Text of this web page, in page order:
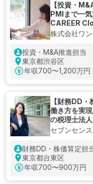
【投資・
PMIまで一
CAREER
株式会社ワ
投資・M&A推進担当
東京都渋谷区
年収700〜1,200万円
【財務DD
働き方を実
の税理士法人
セブンセン
財務DD・株価算定担
東京都台東区
年収700〜900万円